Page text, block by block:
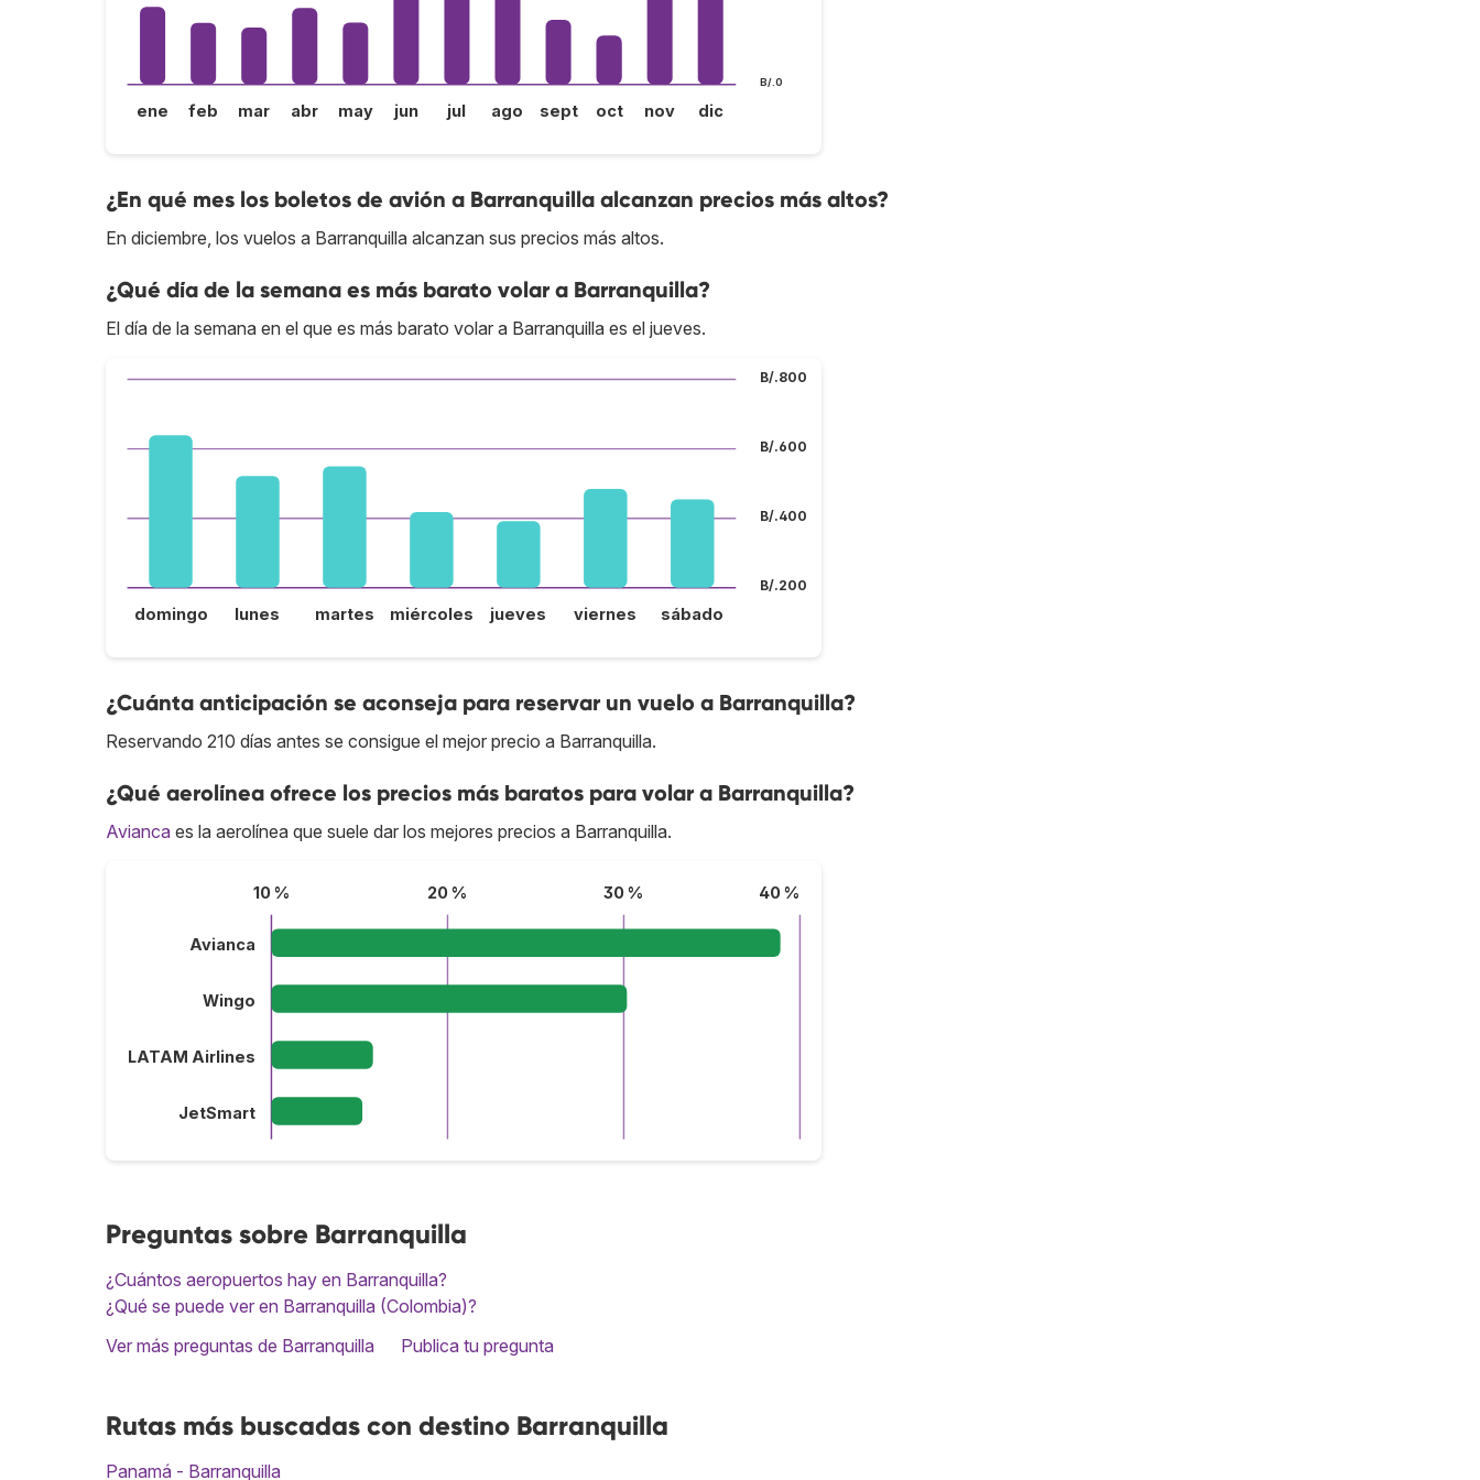
B/.0
ene feb mar abr may jun jul ago sept oct nov dic
¿En qué mes los boletos de avión a Barranquilla alcanzan precios más altos?
En diciembre, los vuelos a Barranquilla alcanzan sus precios más altos.
¿Qué día de la semana es más barato volar a Barranquilla?
El día de la semana en el que es más barato volar a Barranquilla es el jueves.
B/.200
B/.400
B/.600
B/.800
domingo lunes martes miércoles jueves viernes sábado
¿Cuánta anticipación se aconseja para reservar un vuelo a Barranquilla?
Reservando 210 días antes se consigue el mejor precio a Barranquilla.
¿Qué aerolínea ofrece los precios más baratos para volar a Barranquilla?
Avianca es la aerolínea que suele dar los mejores precios a Barranquilla.
10 % 20 % 30 % 40 %
Avianca
Wingo
LATAM Airlines
JetSmart
Preguntas sobre Barranquilla
¿Cuántos aeropuertos hay en Barranquilla?
¿Qué se puede ver en Barranquilla (Colombia)?
Ver más preguntas de Barranquilla
Publica tu pregunta
Rutas más buscadas con destino Barranquilla
Panamá - Barranquilla